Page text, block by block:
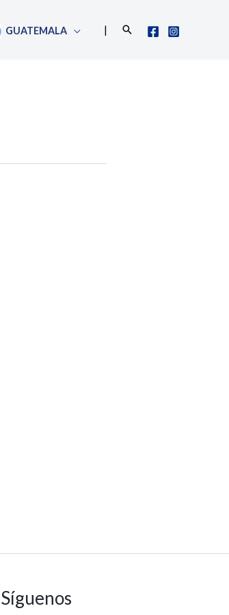
GUATEMALA | Buscar
Síguenos